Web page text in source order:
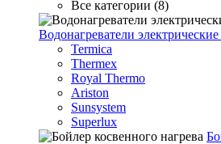
Все категории (8)
Водонагреватели
Termica
Thermex
Royal Thermo
Ariston
Sunsystem
Superlux